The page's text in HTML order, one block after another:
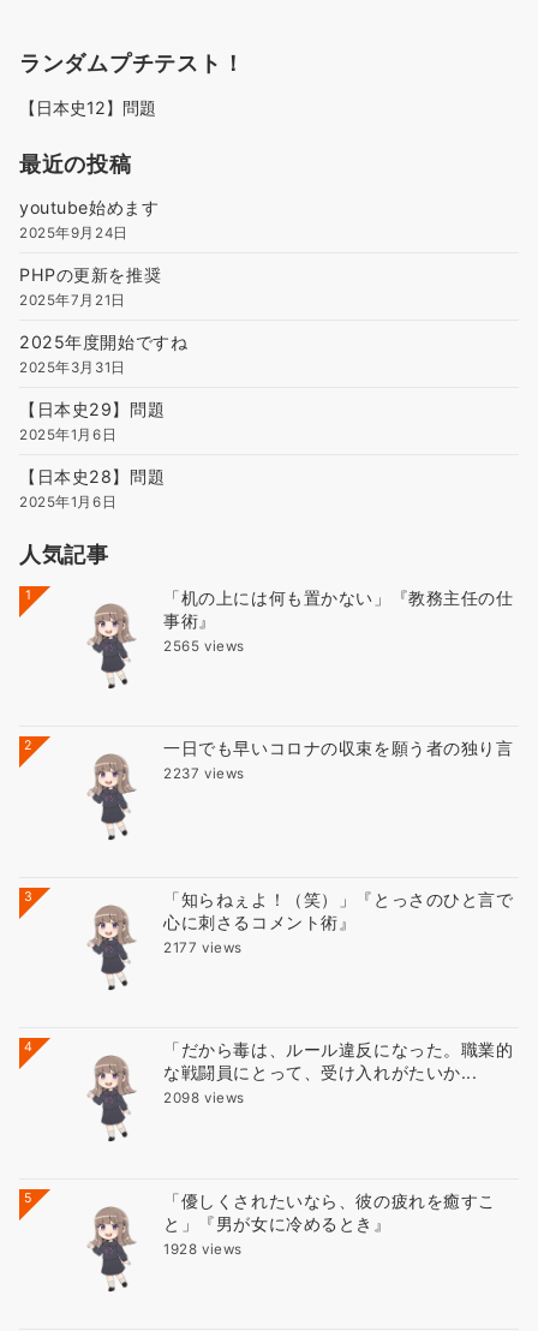
ランダムプチテスト！
【日本史12】問題
最近の投稿
youtube始めます
2025年9月24日
PHPの更新を推奨
2025年7月21日
2025年度開始ですね
2025年3月31日
【日本史29】問題
2025年1月6日
【日本史28】問題
2025年1月6日
人気記事
1
「机の上には何も置かない」『教務主任の仕
事術』
2565 views
2 一日でも早いコロナの収束を願う者の独り言
2237 views
3
「知らねぇよ！（笑）」『とっさのひと言で
心に刺さるコメント術』
2177 views
4
「だから毒は、ルール違反になった。職業的
な戦闘員にとって、受け入れがたいか...
2098 views
5
「優しくされたいなら、彼の疲れを癒すこ
と」『男が女に冷めるとき』
1928 views